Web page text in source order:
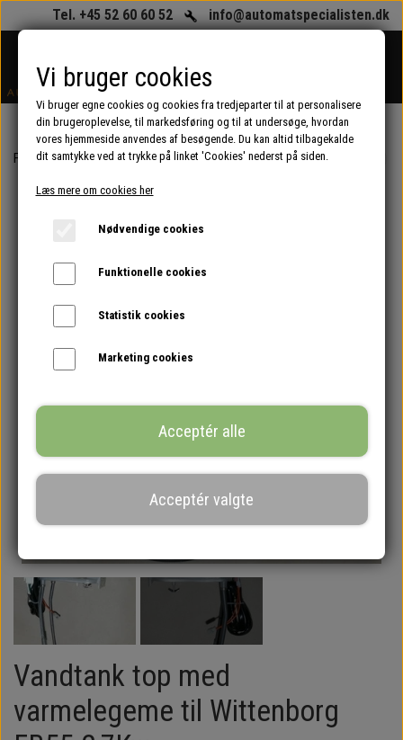
Tel. +45 52 60 60 52 info@automatspecialisten.dk
Forside Reservedele til kaffeautomater og espressomaskiner (erhverv)
Vandtank top med
varmelegeme til Wittenborg
Vi bruger cookies
Vi bruger egne cookies og cookies fra tredjeparter til at personalisere
din brugeroplevelse, til markedsføring og til at undersøge, hvordan
vores hjemmeside anvendes af besøgende. Du kan altid tilbagekalde
dit samtykke ved at trykke på linket 'Cookies' nederst på siden.
Læs mere om cookies her
Nødvendige cookies
Funktionelle cookies
Statistik cookies
Marketing cookies
Acceptér alle
Acceptér valgte